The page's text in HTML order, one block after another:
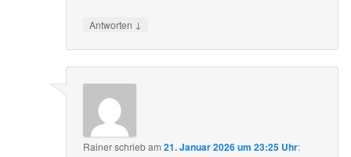
Antworten ↓
Rainerschriebam21. Januar 2026 um 23:25 Uhr: